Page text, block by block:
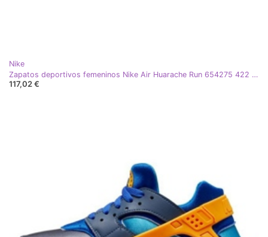
Nike
Zapatos deportivos femeninos Nike Air Huarache Run 654275 422 azul
117,02 €